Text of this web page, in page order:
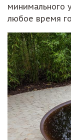
минимального
любое время